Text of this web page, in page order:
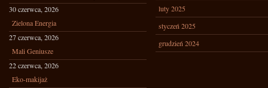
30 czerwca, 2026
Zielona Energia
27 czerwca, 2026
Mali Geniusze
22 czerwca, 2026
Eko-makijaż
luty 2025
styczeń 2025
grudzień 2024